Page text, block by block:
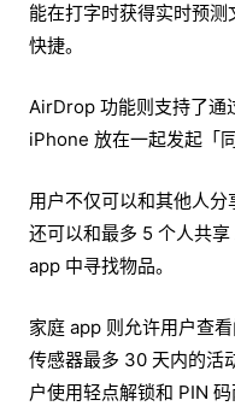
能在打字时获得实时预
快捷。
AirDrop 功能则支持了通
iPhone 放在一起发起「
用户不仅可以和其他人分
还可以和最多 5 个人共享
app 中寻找物品。
家庭 app 则允许用户查
传感器最多 30 天内的活
户使用轻点解锁和 PIN